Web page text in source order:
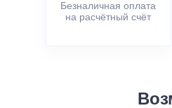
Безналичная оплата
на расчётный счёт